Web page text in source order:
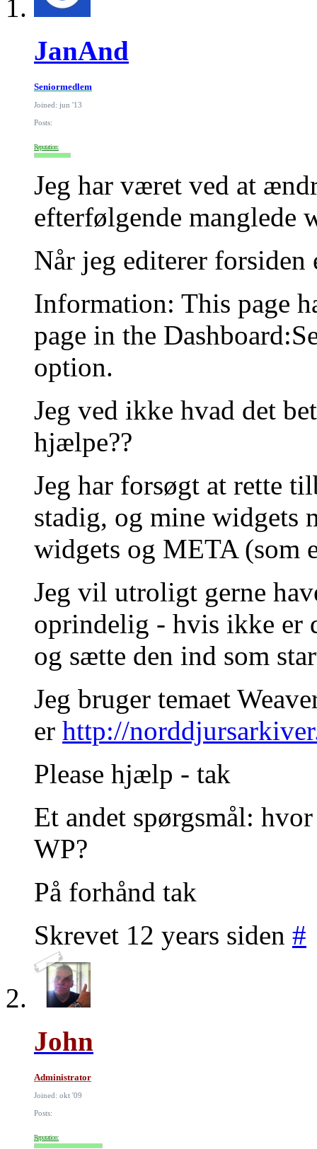
JanAnd
Seniormedlem
Joined: jun '13
Posts:
Reputation:
Jeg har været ved at
efterfølgende manglede
Når jeg editerer
Information: This page
page in the
option.
Jeg ved ikke hvad det
hjælpe??
Jeg har forsøgt at rette
stadig, og mine widgets
widgets og META (som
Jeg vil utroligt gerne
oprindelig - hvis ikke er
og sætte den ind som
Jeg bruger temaet
er http://
Please hjælp - tak
Et andet spørgsmål:
WP?
På forhånd tak
Skrevet 12 years siden #
John
Administrator
Joined: okt '09
Posts:
Reputation: